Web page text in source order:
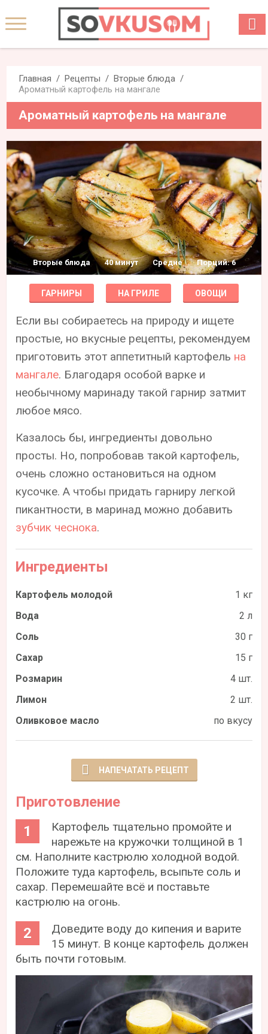
Главная Рецепты
Вторые блюда
Ароматный картофель на мангале
Ароматный картофель на мангале
Вторые блюда 40 минут Средне Порций: 6
ГАРНИРЫ НА ГРИЛЕ ОВОЩИ
Если вы собираетесь на природу и ищете
простые, но вкусные рецепты, рекомендуем
приготовить этот аппетитный картофель на
мангале. Благодаря особой варке и
необычному маринаду такой гарнир затмит
любое мясо.
Казалось бы, ингредиенты довольно
просты. Но, попробовав такой картофель,
очень сложно остановиться на одном
кусочке. А чтобы придать гарниру легкой
пикантности, в маринад можно добавить
зубчик чеснока.
Ингредиенты
Картофель молодой
1 кг
Вода
2 л
Соль
30 г
Сахар
15 г
Розмарин
4 шт.
Лимон
2 шт.
Оливковое масло
по вкусу
НАПЕЧАТАТЬ РЕЦЕПТ
Приготовление
Картофель тщательно промойте и
нарежьте на кружочки толщиной в 1
см. Наполните кастрюлю холодной водой.
Положите туда картофель, всыпьте соль и
сахар. Перемешайте всё и поставьте
кастрюлю на огонь.
Доведите воду до кипения и варите
15 минут. В конце картофель должен
быть почти готовым.